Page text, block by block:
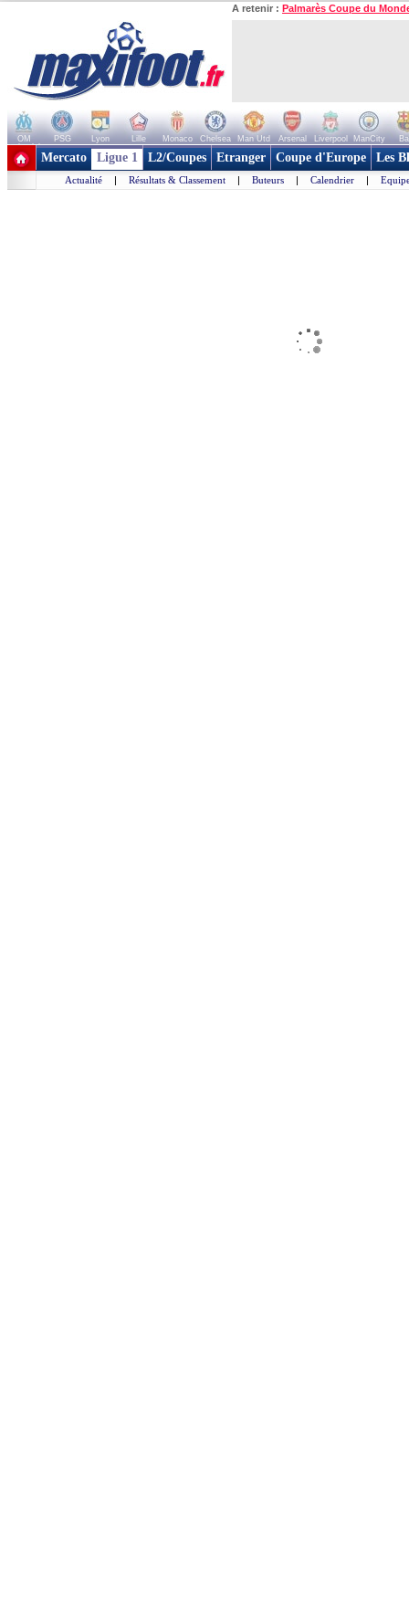
A retenir : Palmarès Coupe du
OM PSG Lyon Lille Monaco Chelsea Man Utd Arsenal Liverpool ManCity
+ de clubs
Mercato Ligue 1 L2/Coupes Etranger Coupe d'Europe Les
Actualité | Résultats & Classement | Buteurs | Calendrier |